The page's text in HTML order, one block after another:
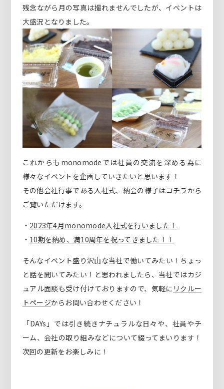
残念ながら月の写真は撮れませんでしたが、イベントは
大盛況となりました。
これからもmonomodeでは社員の交流を深める為に
様々なイベントを企画していきたいと思います！
その他会社行事である入社式、納会の様子はコチラから
ご覧いただけます。
・ 2023年4月monomode入社式を行いました！
・ 10期を納め、満10周年を祝ってきました！！
そんなイベント盛り沢山な当社で働いてみたい！ちょっ
と話を聞いてみたい！と思われましたら、当社ではカジ
ュアル面談も受け付けておりますので、気軽に リクルー
トページからお問い合わせください！
「DAYs」では引き続きナチュラルな日々や、社員やチ
ーム、会社の取り組みなどについて綴ってまいります！
次回の更新をお楽しみに！